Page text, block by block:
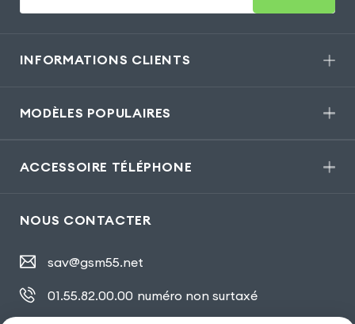
INFORMATIONS CLIENTS
MODÈLES POPULAIRES
ACCESSOIRE TÉLÉPHONE
NOUS CONTACTER
sav@gsm55.net
01.55.82.00.00 numéro non surtaxé